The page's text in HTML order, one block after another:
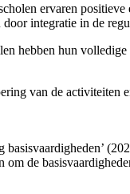
ervaren positieve
integratie in de
hebben hun
van de activiteiten
de